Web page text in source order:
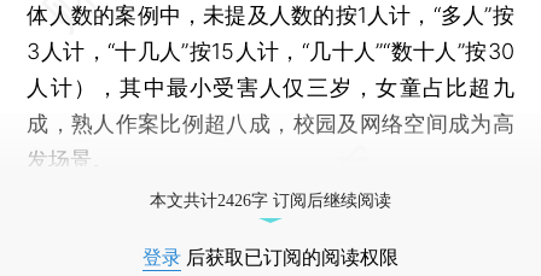
体人数的案例中，未提及人数的按1人计，“多人”按
3人计，“十几人”按15人计，“几十人”“数十人”按30
人计），其中最小受害人仅三岁，女童占比超九
成，熟人作案比例超八成，校园及网络空间成为高
发场景。
本文共计2426字 订阅后继续阅读
登录 后获取已订阅的阅读权限